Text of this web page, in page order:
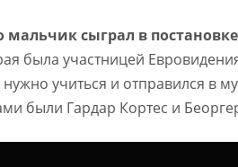
мальчик сыграл в
была участницей
учиться и отправился в
были Гардар Кортес и